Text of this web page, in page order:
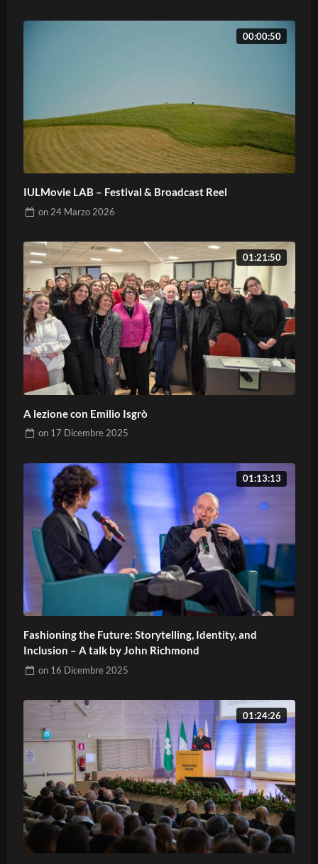
00:00:50
IULMovie LAB – Festival & Broadcast Reel
on 24 Marzo 2026
01:21:50
A lezione con Emilio Isgrò
on 17 Dicembre 2025
01:13:13
Fashioning the Future: Storytelling, Identity, and
Inclusion – A talk by John Richmond
on 16 Dicembre 2025
01:24:26